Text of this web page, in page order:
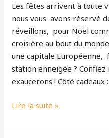
Les fêtes arrivent à toute
nous vous avons réservé
réveillons, pour Noël
croisière au bout du
une capitale Européenne,
station enneigée ? Confiez
exaucerons ! Côté
Tourisme
Lire la suite »